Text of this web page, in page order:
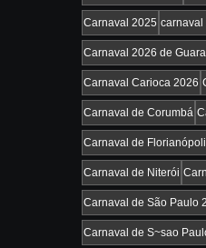
Carnaval 2025 carnaval
Carnaval 2026 de
Carnaval Carioca 2026
Carnaval de Corumbá
Carnaval de
Carnaval de Niterói
Carnaval de São Paulo
Carnaval de S~sao